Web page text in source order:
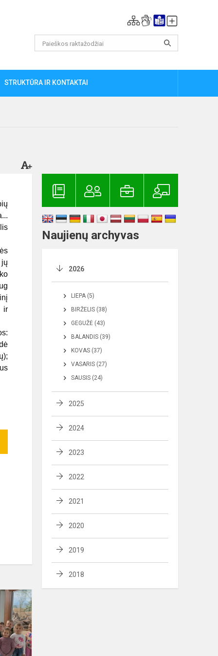
STRUKTŪRA IR KONTAKTAI
ir
"Pelėdžiukai"
susipažįsta
su
pasaulio
gyvūnais
Naujienų archyvas
2026
LIEPA (5)
BIRŽELIS (38)
GEGUŽĖ (43)
BALANDIS (39)
KOVAS (37)
VASARIS (27)
SAUSIS (24)
2025
2024
2023
2022
2021
2020
2019
2018